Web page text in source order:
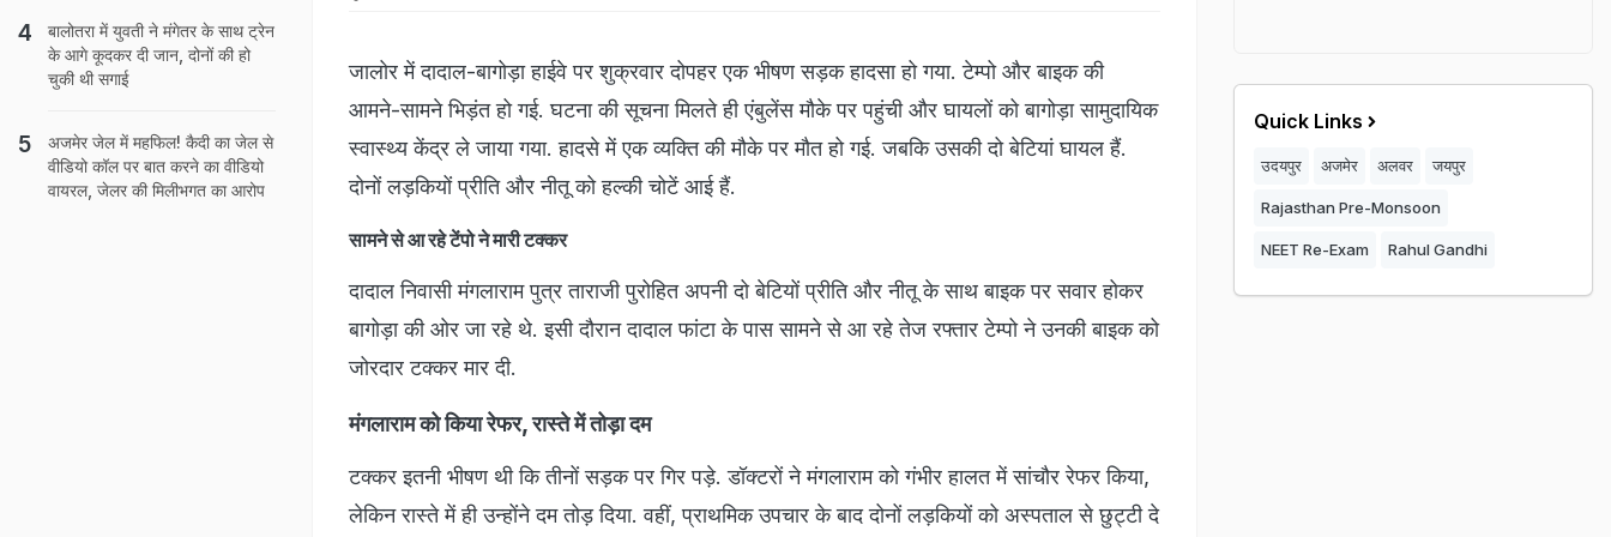
जालोर में दादाल-बागोड़ा हाईवे पर शुक्रवार दोपहर एक भीषण सड़क हादसा हो गया. टेम्पो और बाइक की
आमने-सामने भिड़ंत हो गई. घटना की सूचना मिलते ही एंबुलेंस मौके पर पहुंची और घायलों को बागोड़ा सामुदायिक
स्वास्थ्य केंद्र ले जाया गया. हादसे में एक व्यक्ति की मौके पर मौत हो गई. जबकि उसकी दो बेटियां घायल हैं.
दोनों लड़कियों प्रीति और नीतू को हल्की चोटें आई हैं.
सामने से आ रहे टेंपो ने मारी टक्कर
दादाल निवासी मंगलाराम पुत्र ताराजी पुरोहित अपनी दो बेटियों प्रीति और नीतू के साथ बाइक पर सवार होकर
बागोड़ा की ओर जा रहे थे. इसी दौरान दादाल फांटा के पास सामने से आ रहे तेज रफ्तार टेम्पो ने उनकी बाइक को
जोरदार टक्कर मार दी.
मंगलाराम को किया रेफर, रास्ते में तोड़ा दम
टक्कर इतनी भीषण थी कि तीनों सड़क पर गिर पड़े. डॉक्टरों ने मंगलाराम को गंभीर हालत में सांचौर रेफर किया,
लेकिन रास्ते में ही उन्होंने दम तोड़ दिया. वहीं, प्राथमिक उपचार के बाद दोनों लड़कियों को अस्पताल से छुट्टी दे
बालोतरा में युवती ने मंगेतर के साथ ट्रेन
के आगे कूदकर दी जान, दोनों की हो
चुकी थी सगाई
अजमेर जेल में महफ‍िल! कैदी का जेल से
वीड‍ियो कॉल पर बात करने का वीड‍ियो
वायरल, जेलर की म‍िलीभगत का आरोप
Quick Links
उदयपुर अजमेर अलवर जयपुर
Rajasthan Pre-Monsoon
NEET Re-Exam Rahul Gandhi